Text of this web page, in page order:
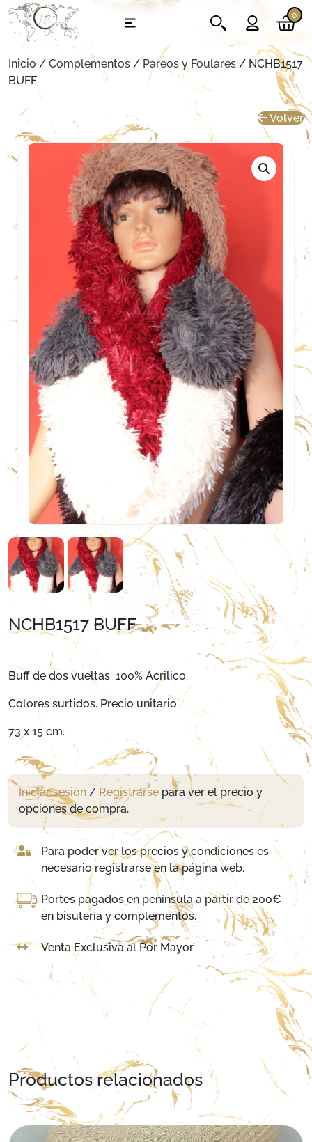
0
Inicio / Complementos / Pareos y Foulares / NCHB1517
BUFF
Volver
NCHB1517 BUFF
Buff de dos vueltas 100% Acrilico.
Colores surtidos. Precio unitario.
73 x 15 cm.
Iniciar sesión / Registrarse para ver el precio y
opciones de compra.
Para poder ver los precios y condiciones es
necesario registrarse en la página web.
Portes pagados en península a partir de 200€
en bisutería y complementos.
Venta Exclusiva al Por Mayor
Productos relacionados